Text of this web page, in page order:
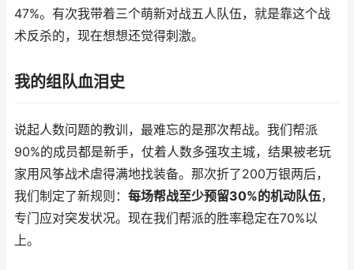
47%。有次我带着三个萌新对战五人队伍，就是靠这个战
术反杀的，现在想想还觉得刺激。
我的组队血泪史
说起人数问题的教训，最难忘的是那次帮战。我们帮派
90%的成员都是新手，仗着人数多强攻主城，结果被老玩
家用风筝战术虐得满地找装备。那次折了200万银两后，
我们制定了新规则： 每场帮战至少预留30%的机动队伍，
专门应对突发状况。现在我们帮派的胜率稳定在70%以
上。